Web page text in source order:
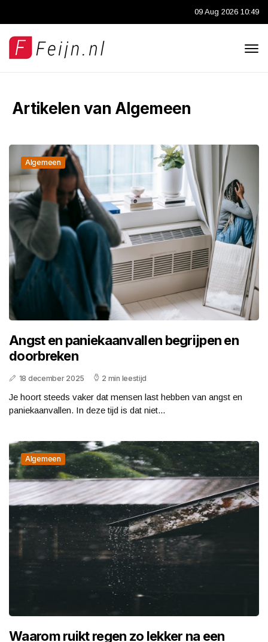
09 Aug 2026 10:49
Artikelen van Algemeen
Algemeen
Angst en paniekaanvallen begrijpen en
doorbreken
18 december 2025 2 min leestijd
Je hoort steeds vaker dat mensen last hebben van angst en
paniekaanvallen. In deze tijd is dat niet...
Algemeen
Waarom ruikt regen zo lekker na een